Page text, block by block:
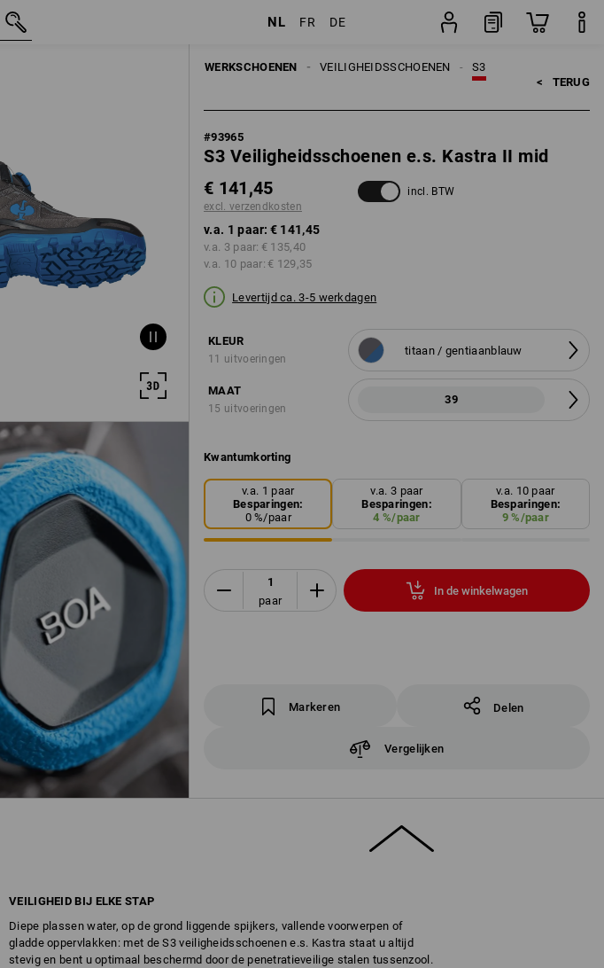
NL FR DE
WERKSCHOENEN S3
VEILIGHEIDSSCHOENEN
< TERUG
#93965
S3 Veiligheidsschoenen e.s. Kastra II mid
€ 141,45
excl. verzendkosten
incl. BTW
v.a. 1 paar: € 141,45
v.a. 3 paar: € 135,40
v.a. 10 paar: € 129,35
Levertijd ca. 3-5 werkdagen
KLEUR
11 uitvoeringen
titaan / gentiaanblauw
MAAT
15 uitvoeringen
39
Kwantumkorting
v.a. 1 paar
Besparingen:
0%/paar
v.a. 3 paar
Besparingen:
4 %/paar
v.a. 10 paar
Besparingen:
9%/paar
paar
In de winkelwagen
Markeren Delen
Vergelijken
VEILIGHEID BIJ ELKE STAP
Diepe plassen water, op de grond liggende spijkers, vallende voorwerpen of
gladde oppervlakken: met de S3 veiligheidsschoenen e.s. Kastra staat u altijd
stevig en bent u optimaal beschermd door de penetratieveilige stalen tussenzool.